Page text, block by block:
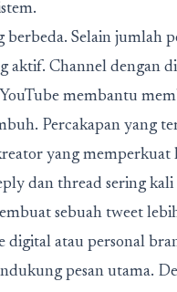
berbeda. Selain jumlah
aktif. Channel dengan
membantu
Percakapan yang
yang memperkuat
dan thread sering
sebuah tweet
atau personal
pesan utama.